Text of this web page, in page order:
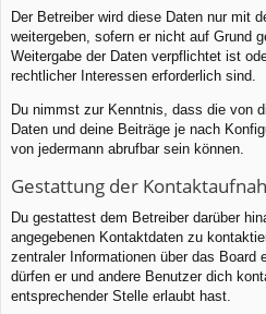
Der Betreiber wird diese Daten nur mit
weitergeben, sofern er nicht auf Grund
Weitergabe der Daten verpflichtet ist
rechtlicher Interessen erforderlich sind.
Du nimmst zur Kenntnis, dass die von
Daten und deine Beiträge je nach
von jedermann abrufbar sein können.
Gestattung der
Du gestattest dem Betreiber darüber
angegebenen Kontaktdaten zu
zentraler Informationen über das Board
dürfen er und andere Benutzer dich
entsprechender Stelle erlaubt hast.